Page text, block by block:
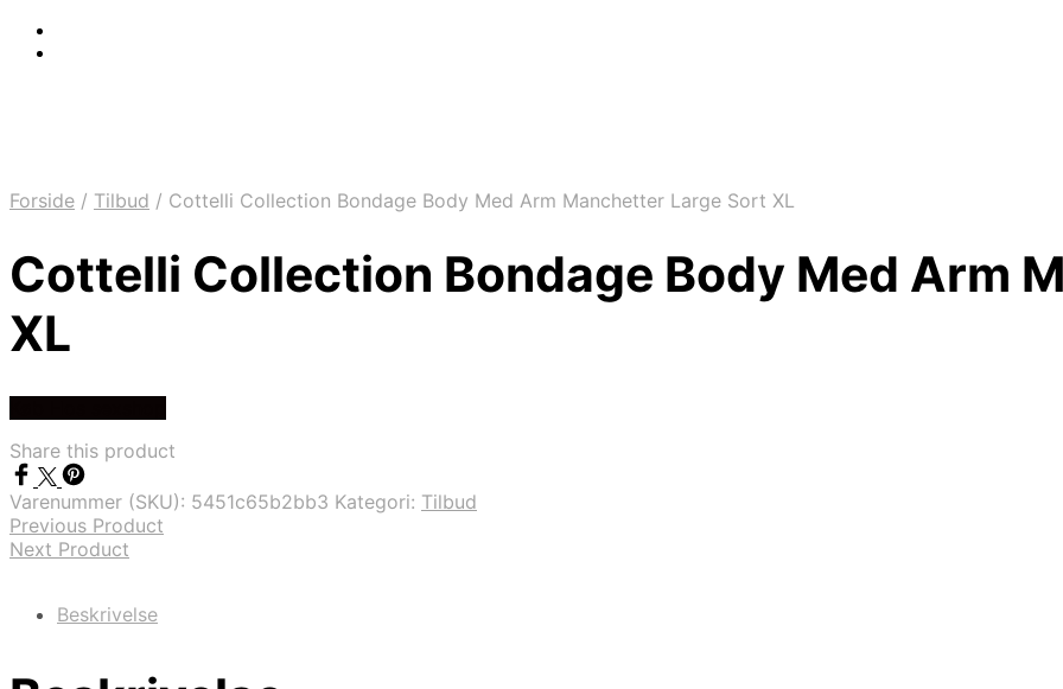
Forside / Tilbud / Cottelli Collection Bondage Body Med Arm Manchetter Large Sort XL
Cottelli Collection Bondage Body Med Arm
XL
Share this product
Varenummer (SKU): 5451c65b2bb3 Kategori: Tilbud
Previous Product
Next Product
Beskrivelse